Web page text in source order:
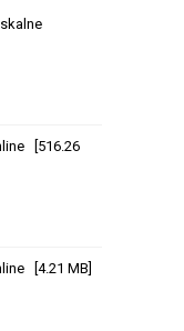
[516.26
[4.21 MB]